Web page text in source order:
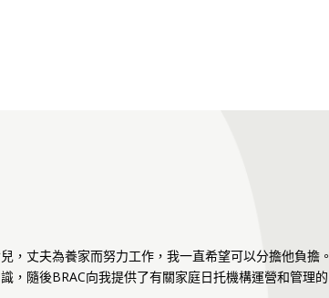
，丈夫為養家而努力工作，我一直希望可以分擔他負擔。
，隨後BRAC向我提供了有關家庭日托機構運營和管理的